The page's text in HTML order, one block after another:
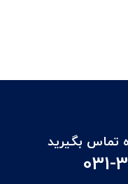
تماس بگيريد
031-